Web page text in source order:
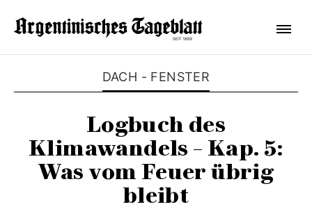
DACH - FENSTER
Logbuch des
Klimawandels – Kap. 5:
Was vom Feuer übrig
bleibt